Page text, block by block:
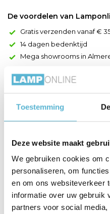
Toestemming
Deze website maakt
We gebruiken cookies om
personaliseren, om
en om ons websiteverkeer
informatie over uw gebruik
partners voor social
De voordelen van
Gratis verzenden vanaf €
14 dagen bedenktijd
Mega showrooms in
Productomschrijving
licht, dit is ongeveer
gloeilampen licht. De
fitting is E27 en deze lichtbron
Productspecificaties
Artikelnummer